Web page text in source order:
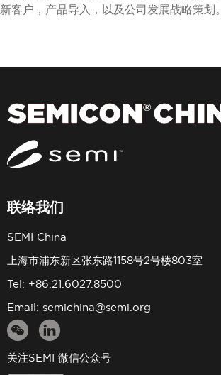
新客户，产品导入，以及公司发展战略策划。
联络我们
SEMI China
上海市浦东新区张东路1158号2号楼803室
Tel: +86.21.6027.8500
Email: semichina@semi.org
关注SEMI 微信公众号